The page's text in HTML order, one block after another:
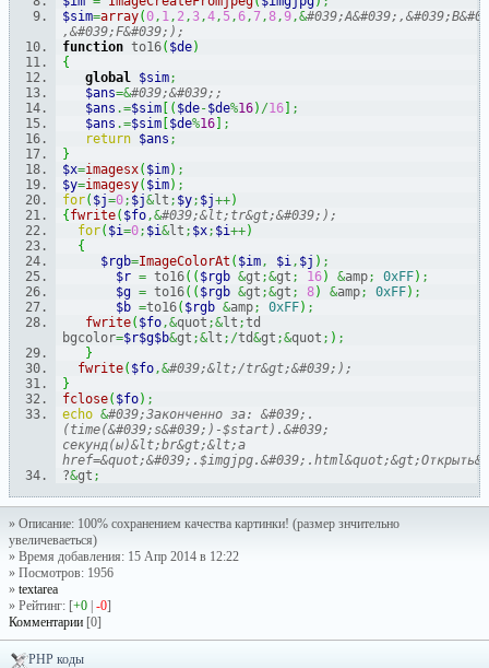
$sim=array(0, 1, 2,3,4, 5,6,7,8,9,&
,&#039;F&#039;);
function to16( $de)
{
global $sim;
$ans=&#039;&#039;;
$ans .=$sim ( $de-$de%16) /16
;
$ans .=$sim $de%16
;
return $ans ;
}
$x=imagesx( $im) ;
$y=imagesy( $im) ;
for( $j=0; $j&lt ; $y; $j++)
{ fwrite( $fo,&#039;&lt;tr&gt;&#039;);
for( $i=0; $i&lt ; $x; $i++)
{
$rgb=ImageColorAt ( $im, $i, $j ) ;
$r = to16( ( $rgb &gt ;&gt ; 16) &amp; 0xFF) ;
$g = to16( ( $rgb &gt ;&gt ; 8) &amp; 0xFF) ;
$b =to16( $rgb &amp; 0xFF) ;
fwrite( $fo,&quot ;&lt ;td
bgcolor=$r$g$b&gt ;&lt ;/td&gt ;&quot ; ) ;
}
fwrite( $fo,&#039;&lt;/tr&gt;&#039;);
}
fclose( $fo) ;
echo &#039;Законченно за: &#039;.
(time(&#039;s&#039;)-$start).&#039;
секунд(ы)&lt;br&gt;&lt;a
?&gt ;
» Описание: 100% сохранением качества картинки! (размер знчительно
увеличеваеться)
» Время добавления: 15 Апр 2014 в 12:22
» Посмотров: 1956
» textarea
» Рейтинг: [+0 -0]
Комментарии [0]
PHP коды